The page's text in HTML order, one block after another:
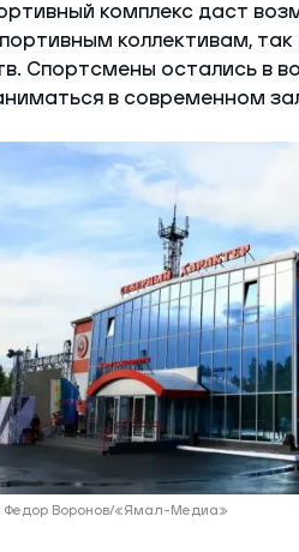
комплекс даст
коллективам,
Спортсмены остались в
в современном
Федор Воронов/«Ямал-Медиа»